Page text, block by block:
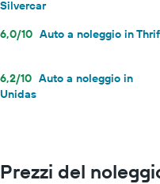
Silvercar
6,0/10 Auto a noleggio in
6,2/10 Auto a noleggio in
Unidas
Prezzi del